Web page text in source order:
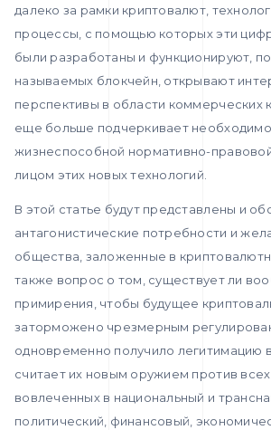
далеко за рамки криптовалют,
процессы, с помощью которых эти
были разработаны и функционируют,
называемых блокчейн, открывают
перспективы в области коммерческих
еще больше подчеркивает
жизнеспособной нормативно-
лицом этих новых технологий.
В этой статье будут представлены и
антагонистические потребности и
общества, заложенные в
также вопрос о том, существует ли
примирения, чтобы будущее
заторможено чрезмерным
одновременно получило легитимацию в
считает их новым оружием против всех
вовлеченных в национальный и
политический, финансовый,